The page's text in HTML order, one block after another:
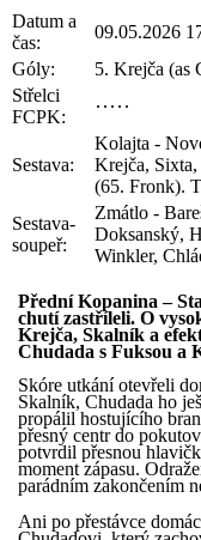
Datum a
čas:
09.05.2026
Góly:
5. Krejča (as
Střelci
FCPK:
Sestava:
Kolajta -
Krejča,
(65. Fronk).
Sestava-
soupeř:
Zmátlo -
Doksanský,
Winkler,
Přední Kopanina –
chutí zastříleli. O
Krejča, Skalník a
Chudada s Fuksou a
Skóre utkání otevřeli
Skalník, Chudada ho
propálil hostujícího
přesný centr do
potvrdil přesnou
moment zápasu.
parádním zakončením
Ani po přestávce